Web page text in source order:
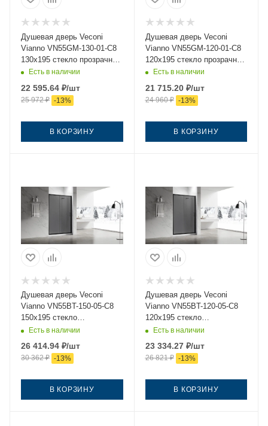
Душевая дверь Veconi
Vianno VN55GM-130-01-C8
130х195 стекло прозрачное
профиль оружейная сталь
Есть в наличии
22 595.64 ₽/шт
25 972₽ -13%
В КОРЗИНУ
Душевая дверь Veconi
Vianno VN55GM-120-01-C8
120х195 стекло прозрачное
профиль оружейная сталь
Есть в наличии
21 715.20₽/шт
24 960₽ -13%
В КОРЗИНУ
Душевая дверь Veconi
Vianno VN55BT-150-05-C8
150х195 стекло
тонированное профиль
Есть в наличии
26 414.94 ₽/шт
30 362₽ -13%
В КОРЗИНУ
Душевая дверь Veconi
Vianno VN55BT-120-05-C8
120х195 стекло
тонированное профиль
Есть в наличии
23 334.27₽/шт
26 821₽ -13%
В КОРЗИНУ